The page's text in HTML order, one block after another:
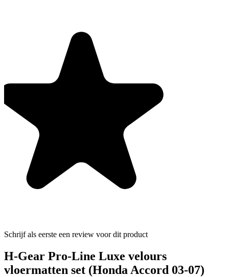
Schrijf als eerste een review voor dit product
H-Gear Pro-Line Luxe velours
vloermatten set (Honda Accord 03-07)